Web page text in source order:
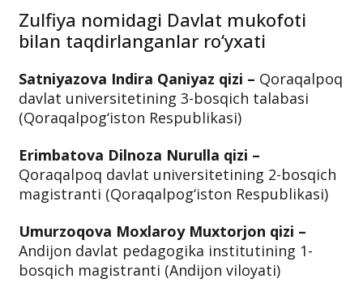
Zulfiya nomidagi Davlat mukofoti
bilan taqdirlanganlar ro‘yxati
Satniyazova Indira Qaniyaz qizi – Qoraqalpoq
davlat universitetining 3-bosqich talabasi
(Qoraqalpog‘iston Respublikasi)
Erimbatova Dilnoza Nurulla qizi –
Qoraqalpoq davlat universitetining 2-bosqich
magistranti (Qoraqalpog‘iston Respublikasi)
Umurzoqova Moxlaroy Muxtorjon qizi –
Andijon davlat pedagogika institutining 1-
bosqich magistranti (Andijon viloyati)